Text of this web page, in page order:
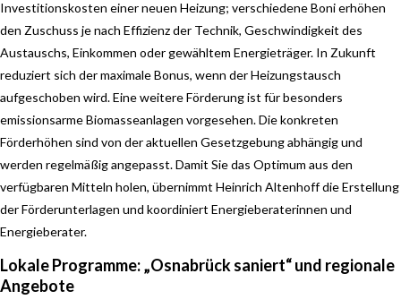
Investitionskosten einer neuen Heizung; verschiedene Boni erhöhen
den Zuschuss je nach Effizienz der Technik, Geschwindigkeit des
Austauschs, Einkommen oder gewähltem Energieträger. In Zukunft
reduziert sich der maximale Bonus, wenn der Heizungstausch
aufgeschoben wird. Eine weitere Förderung ist für besonders
emissionsarme Biomasseanlagen vorgesehen. Die konkreten
Förderhöhen sind von der aktuellen Gesetzgebung abhängig und
werden regelmäßig angepasst. Damit Sie das Optimum aus den
verfügbaren Mitteln holen, übernimmt Heinrich Altenhoff die Erstellung
der Förderunterlagen und koordiniert Energieberaterinnen und
Energieberater.
Lokale Programme: „Osnabrück saniert“ und regionale
Angebote